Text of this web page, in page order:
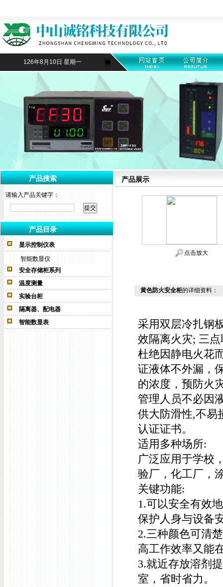
126年8月10日 星期一
产品搜索
请输入产品关键字：
产品目录
显示控制仪表
智能数显仪
安全存储柜系列
温度测量
实验台柜
隔离器、配电器
智能数显表
产品展示
点击放大
黄色防火安全柜的详细资料：
采用双层冷扎钢
效隔离火灾; 三
杜绝因静电火花
证液体不外漏，
的浓度，预防火
管理人员不必因
供大防滑性,不易
认证证书。
适用多种场所:
广泛应用于学校
验厂，化工厂，
关键功能:
1.可以安全有效
保护人身与设备
2.三种颜色可清
高工作效率又能
3.就近存放溶剂
室，省时省力。